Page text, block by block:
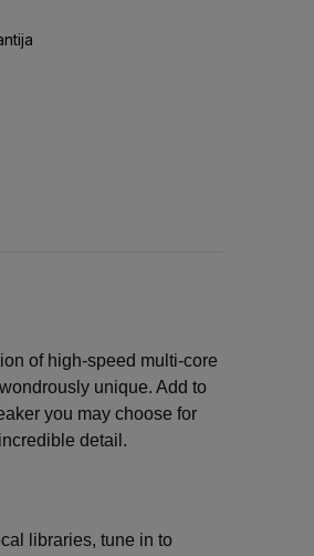
of high-speed multi-core
unique. Add to
you may choose for
detail.
libraries, tune in to